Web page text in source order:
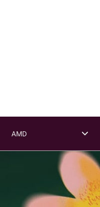
AMD